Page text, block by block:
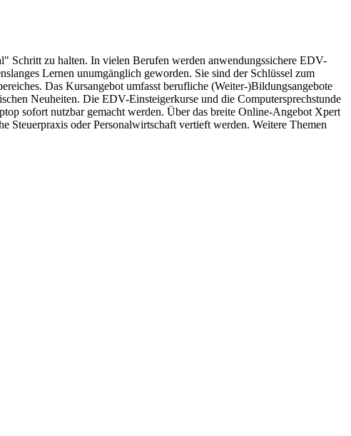
Schritt zu halten. In vielen Berufen werden anwendungssichere EDV-
Lernen unumgänglich geworden. Sie sind der Schlüssel zum
Das Kursangebot umfasst berufliche (Weiter-)Bildungsangebote
Neuheiten. Die EDV-Einsteigerkurse und die Computersprechstunde
sofort nutzbar gemacht werden. Über das breite Online-Angebot Xpert
Steuerpraxis oder Personalwirtschaft vertieft werden. Weitere Themen